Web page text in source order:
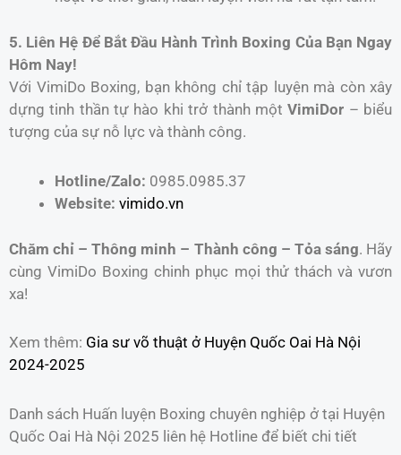
5. Liên Hệ Để Bắt Đầu Hành Trình Boxing Của Bạn Ngay
Hôm Nay!
Với VimiDo Boxing, bạn không chỉ tập luyện mà còn xây
dựng tinh thần tự hào khi trở thành mộtVimiDor – biểu
tượng của sự nỗ lực và thành công.
Hotline/Zalo: 0985.0985.37
Website: vimido.vn
Chăm chỉ – Thông minh – Thành công – Tỏa sáng. Hãy
cùng VimiDo Boxing chinh phục mọi thử thách và vươn
xa!
Xem thêm: Gia sư võ thuật ở Huyện Quốc Oai Hà Nội
2024-2025
Danh sách Huấn luyện Boxing chuyên nghiệp ở tại Huyện
Quốc Oai Hà Nội 2025 liên hệ Hotline để biết chi tiết